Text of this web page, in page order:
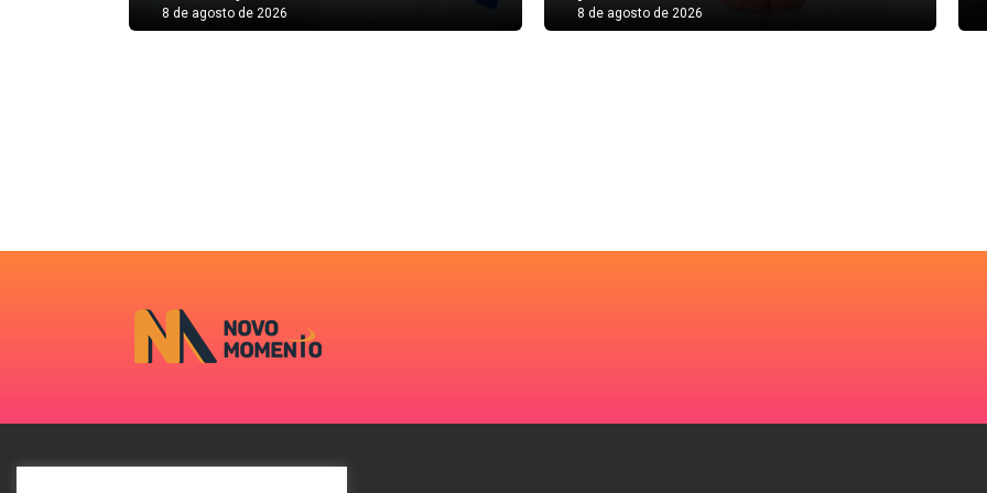
8 de agosto de 2026 8 de agosto de 2026